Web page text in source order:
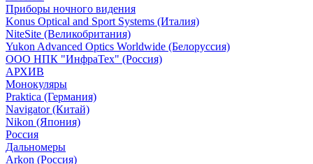
Приборы ночного видения
Konus Optical and Sport Systems (Италия)
NiteSite (Великобритания)
Yukon Advanced Optics Worldwide (Белоруссия)
ООО НПК "ИнфраТех" (Россия)
АРХИВ
Монокуляры
Praktica (Германия)
Navigator (Китай)
Nikon (Япония)
Россия
Дальномеры
Arkon (Россия)